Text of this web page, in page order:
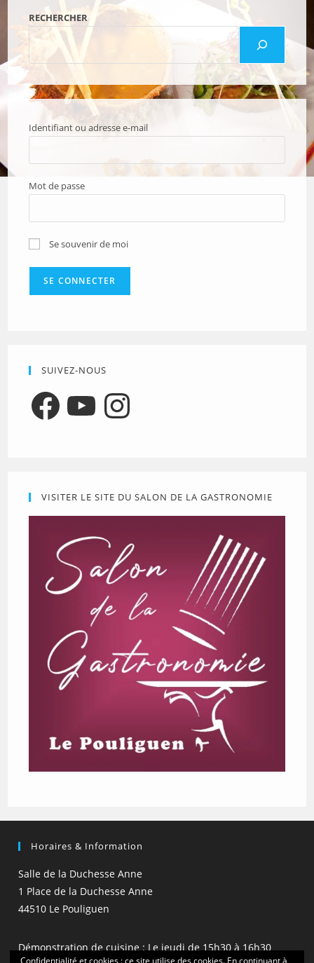
RECHERCHER
Identifiant ou adresse e-mail
Mot de passe
Se souvenir de moi
SUIVEZ-NOUS
FacebookYouTubeInstagram
VISITER LE SITE DU SALON DE LA GASTRONOMIE
Horaires & Information
Salle de la Duchesse Anne
1 Place de la Duchesse Anne
44510 Le Pouliguen
Démonstration de cuisine : Le jeudi de 15h30 à 16h30
Confidentialité et cookies : ce site utilise des cookies. En continuant à